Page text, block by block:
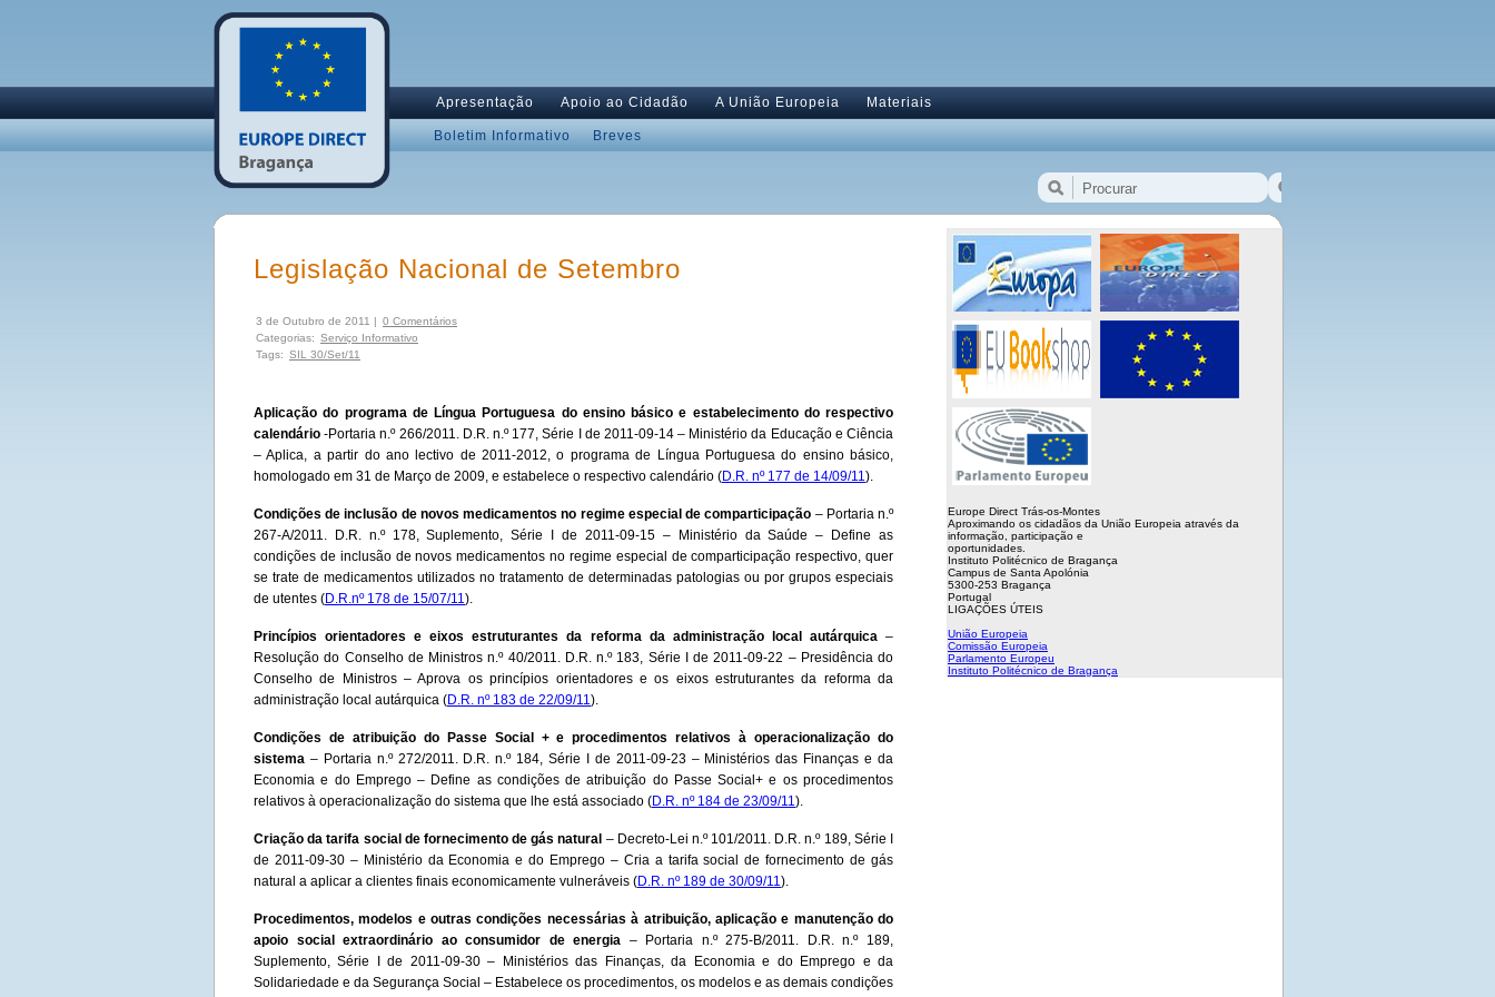
Apresentação Apoio ao Cidadão A União Europeia Materiais
Boletim Informativo Breves
Legislação Nacional de Setembro
3 de Outubro de 2011 | 0 Comentários
Categorias: Serviço Informativo
Tags: SIL 30/Set/11
Aplicação do programa de Língua Portuguesa do ensino básico e estabelecimento do respectivo
calendário -Portaria n.º 266/2011. D.R. n.º 177, Série I de 2011-09-14 – Ministério da Educação e Ciência
– Aplica, a partir do ano lectivo de 2011-2012, o programa de Língua Portuguesa do ensino básico,
homologado em 31 de Março de 2009, e estabelece o respectivo calendário (D.R. nº 177 de 14/09/11).
Condições de inclusão de novos medicamentos no regime especial de comparticipação – Portaria n.º
267-A/2011. D.R. n.º 178, Suplemento, Série I de 2011-09-15 – Ministério da Saúde – Define as
condições de inclusão de novos medicamentos no regime especial de comparticipação respectivo, quer
se trate de medicamentos utilizados no tratamento de determinadas patologias ou por grupos especiais
de utentes (D.R.nº 178 de 15/07/11).
Princípios orientadores e eixos estruturantes da reforma da administração local autárquica–
Resolução do Conselho de Ministros n.º 40/2011. D.R. n.º 183, Série I de 2011-09-22 – Presidência do
Conselho de Ministros – Aprova os princípios orientadores e os eixos estruturantes da reforma da
administração local autárquica (D.R. nº 183 de 22/09/11).
Condições de atribuição do Passe Social + e procedimentos relativos à operacionalização do
sistema – Portaria n.º 272/2011. D.R. n.º 184, Série I de 2011-09-23 – Ministérios das Finanças e da
Economia e do Emprego – Define as condições de atribuição do Passe Social+ e os procedimentos
relativos à operacionalização do sistema que lhe está associado (D.R. nº 184 de 23/09/11).
Criação da tarifa social de fornecimento de gás natural – Decreto-Lei n.º 101/2011. D.R. n.º 189, Série I
de 2011-09-30 – Ministério da Economia e do Emprego – Cria a tarifa social de fornecimento de gás
natural a aplicar a clientes finais economicamente vulneráveis (D.R. nº 189 de 30/09/11).
Procedimentos, modelos e outras condições necessárias à atribuição, aplicação e manutenção do
apoio social extraordinário ao consumidor de energia – Portaria n.º 275-B/2011. D.R. n.º 189,
Suplemento, Série I de 2011-09-30 – Ministérios das Finanças, da Economia e do Emprego e da
Solidariedade e da Segurança Social – Estabelece os procedimentos, os modelos e as demais condições
Europe Direct Trás-os-Montes
Aproximando os cidadãos da União Europeia através da
informação, participação e
oportunidades.
Instituto Politécnico de Bragança
Campus de Santa Apolónia
5300-253 Bragança
Portugal
LIGAÇÕES ÚTEIS
União Europeia
Comissão Europeia
Parlamento Europeu
Instituto Politécnico de Bragança